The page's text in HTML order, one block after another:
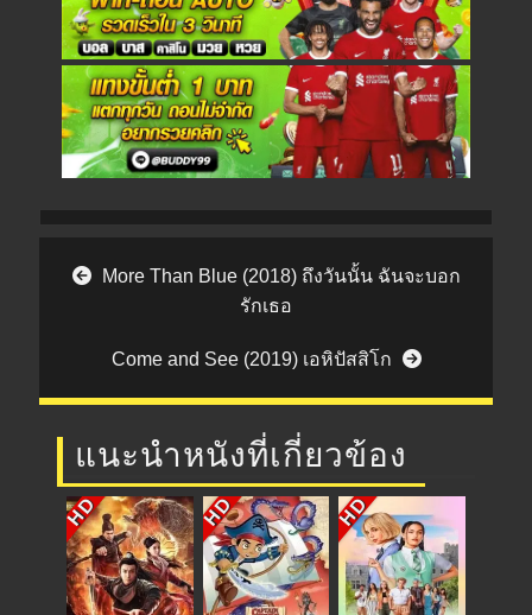
Post navigation
More Than Blue (2018) ถึงวันนั้น ฉันจะบอก
รักเธอ
Come and See (2019) เอหิปัสสิโก
แนะนำหนังที่เกี่ยวข้อง
HD HD HD